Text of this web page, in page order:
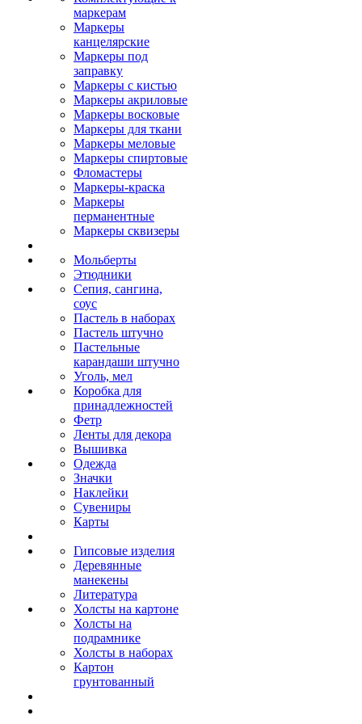
маркерам
Маркеры
канцелярские
Маркеры под
заправку
Маркеры с кистью
Маркеры акриловые
Маркеры восковые
Маркеры для ткани
Маркеры меловые
Маркеры спиртовые
Фломастеры
Маркеры-краска
Маркеры
перманентные
Маркеры сквизеры
Мольберты
Этюдники
Сепия, сангина,
соус
Пастель в наборах
Пастель штучно
Пастельные
карандаши штучно
Уголь, мел
Коробка для
принадлежностей
Фетр
Ленты для декора
Вышивка
Одежда
Значки
Наклейки
Сувениры
Карты
Гипсовые изделия
Деревянные
манекены
Литература
Холсты на картоне
Холсты на
подрамнике
Холсты в наборах
Картон
грунтованный